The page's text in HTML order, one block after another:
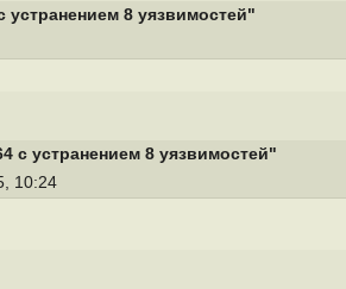
устранением 8 уязвимостей"
с устранением 8 уязвимостей"
10:24